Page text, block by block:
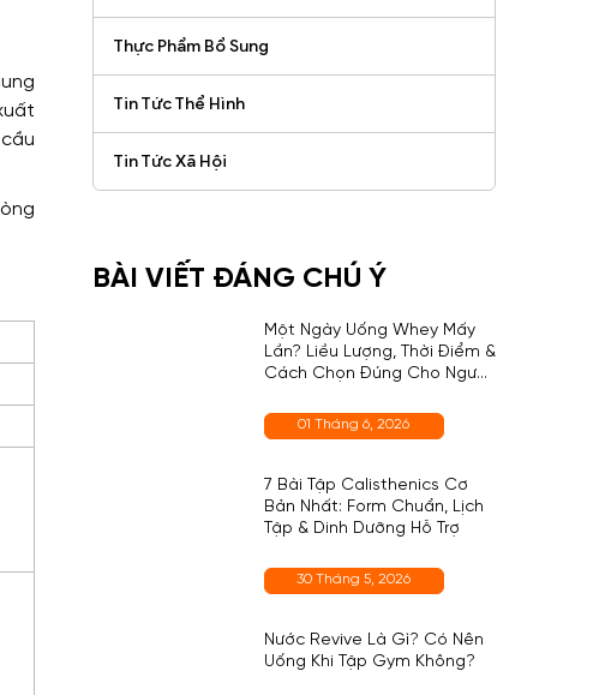
Thực Phẩm Bổ Sung
Tin Tức Thể Hình
Tin Tức Xã Hội
BÀI VIẾT ĐÁNG CHÚ Ý
Một Ngày Uống Whey Mấy
Lần? Liều Lượng, Thời Điểm &
Cách Chọn Đúng Cho Người
01 Tháng 6, 2026
7 Bài Tập Calisthenics Cơ
Bản Nhất: Form Chuẩn, Lịch
Tập & Dinh Dưỡng Hỗ Trợ
30 Tháng 5, 2026
Nước Revive Là Gì? Có Nên
Uống Khi Tập Gym Không?